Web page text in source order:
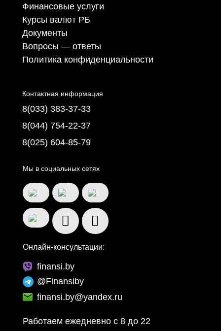
Финансовые услуги
Курсы валют РБ
Документы
Вопросы — ответы
Политика конфиденциальности
Контактная информация
8(033) 383-37-33
8(044) 754-22-37
8(025) 604-85-79
Мы в социальных сетях
Онлайн-консультации:
finansi.by
@Finansiby
finansi.by@yandex.ru
Работаем ежедневно c 8 до 22